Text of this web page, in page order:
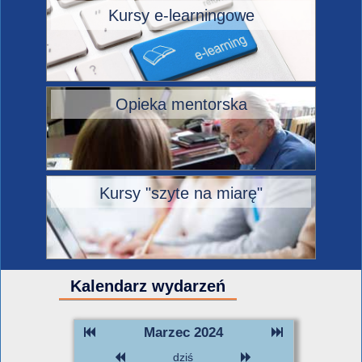
Kursy e-learningowe
Opieka mentorska
Kursy "szyte na miarę"
Kalendarz wydarzeń
Marzec 2024
dziś